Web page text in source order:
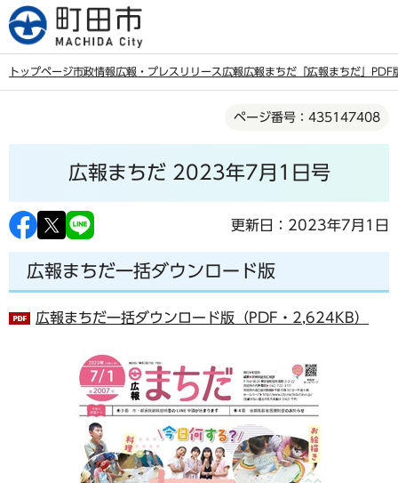
こ
の
す
トップページ市政情報広報・プレスリリース 広報広報まちだ 「広報まちだ」PDF
ら
ページ番号：435147408
広報まちだ 2023年7月1日号
更新日：2023年7月1日
広報まちだ一括ダウンロード版
広報まちだ一括ダウンロード版（PDF・2,624KB）